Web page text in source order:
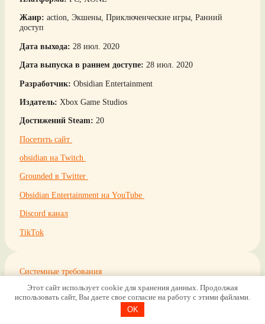
Жанр: action, Экшены, Приключенческие игры, Ранний
доступ
Дата выхода: 28 июл. 2020
Дата выпуска в раннем доступе: 28 июл. 2020
Разработчик: Obsidian Entertainment
Издатель: Xbox Game Studios
Достижений Steam: 20
Посетить сайт
obsidian на Twitch
Grounded в Twitter
Obsidian Entertainment на YouTube
Discord канал
TikTok
Системные требования
Требуются 64-разрядные процессор и операционная система
Этот сайт использует cookie для хранения данных. Продолжая
использовать сайт, Вы даете свое согласие на работу с этими файлами.
OK